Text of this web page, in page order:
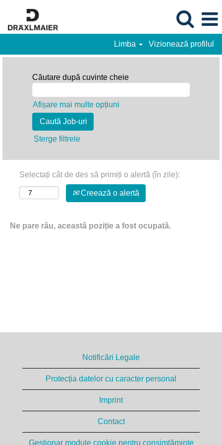
Limba Vizionează profilul
Căutare după cuvinte cheie
Afișare mai multe opțiuni
Șterge filtrele
Selectați cât de des să primiți o alertă (în zile):
Creează o alertă
Ne pare rău, această poziție a fost ocupată.
Notificări Legale
Protecția datelor cu caracter personal
Imprint
Contact
Gestionar module cookie pentru consimțăminte